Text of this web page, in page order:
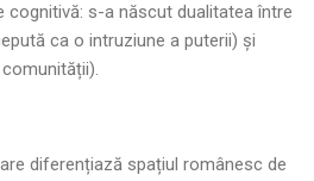
s-a născut dualitatea între
ca o intruziune a puterii) și
diferențiază spațiul românesc de